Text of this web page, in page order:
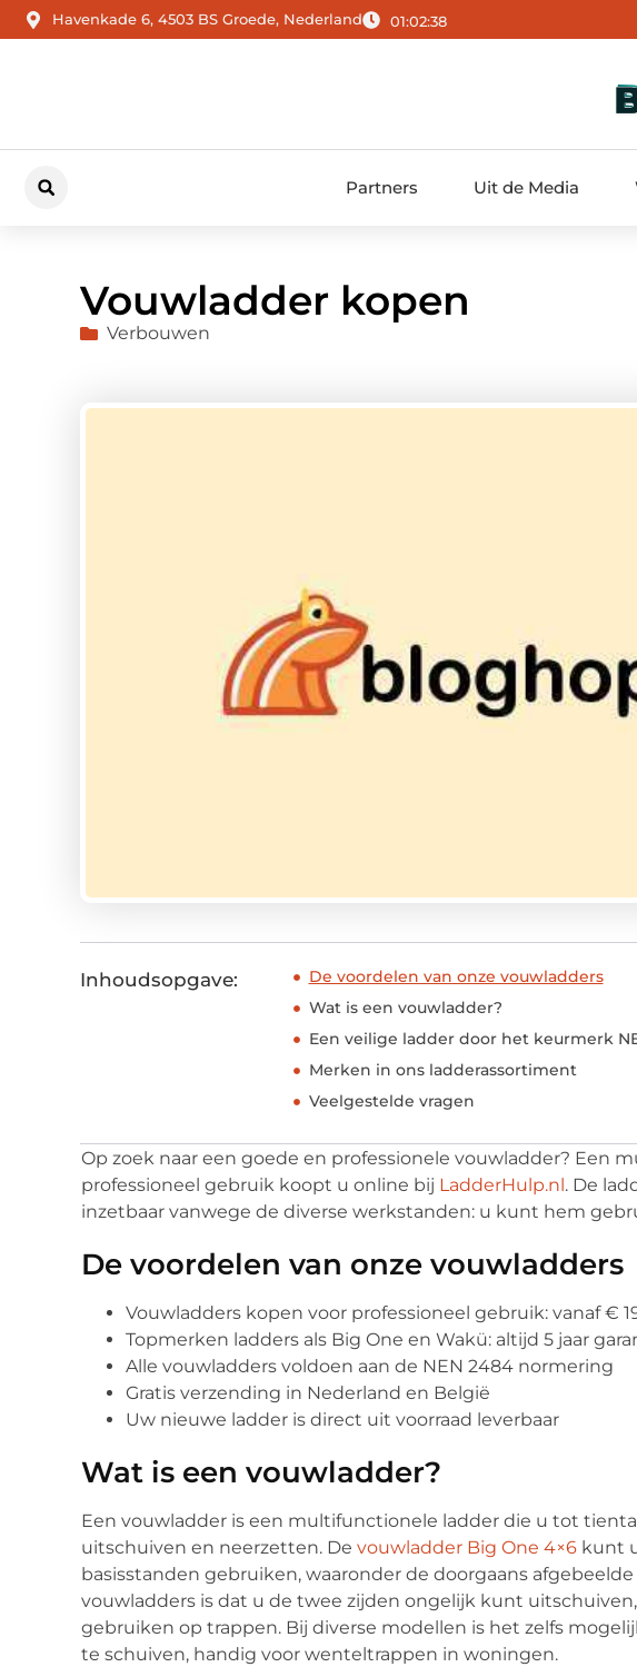
Havenkade 6, 4503 BS Groede, Nederland 01:02:39
Partners Uit de Media
Vouwladder kopen
Verbouwen
Inhoudsopgave:
De voordelen van onze vouwladders
Wat is een vouwladder?
Een veilige ladder door het keurmerk
Merken in ons ladderassortiment
Veelgestelde vragen
Op zoek naar een goede en professionele vouwladder? Een
professioneel gebruik koopt u online bij LadderHulp.nl. De
inzetbaar vanwege de diverse werkstanden: u kunt hem
De voordelen van onze vouwladders
Vouwladders kopen voor professioneel gebruik: vanaf €
Topmerken ladders als Big One en Wakü: altijd 5 jaar
Alle vouwladders voldoen aan de NEN 2484 normering
Gratis verzending in Nederland en België
Uw nieuwe ladder is direct uit voorraad leverbaar
Wat is een vouwladder?
Een vouwladder is een multifunctionele ladder die u tot
uitschuiven en neerzetten. De vouwladder Big One 4×6 kunt
basisstanden gebruiken, waaronder de doorgaans
vouwladders is dat u de twee zijden ongelijk kunt
gebruiken op trappen. Bij diverse modellen is het zelfs
te schuiven, handig voor wenteltrappen in woningen.